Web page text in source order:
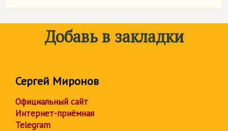
Добавь в закладки
Сергей Миронов
Официальный сайт
Интернет-приёмная
Telegram